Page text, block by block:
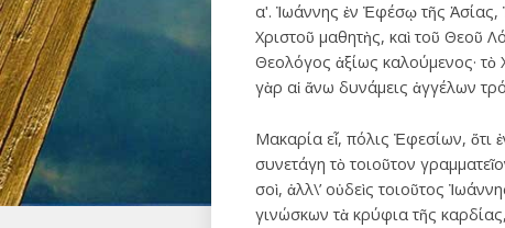
αʹ. Ἰωάννης ἐν Ἐφέσῳ τῆς
Χριστοῦ μαθητὴς, καὶ τοῦ Θεοῦ
Θεολόγος ἀξίως καλούμενος· τὸ
γὰρ αἱ ἄνω δυνάμεις ἀγγέλων
Μακαρία εἶ, πόλις Ἐφεσίων, ὅτι
συνετάγη τὸ τοιοῦτον
σοὶ, ἀλλ\’ οὐδεὶς τοιοῦτος
γινώσκων τὰ κρύφια τῆς